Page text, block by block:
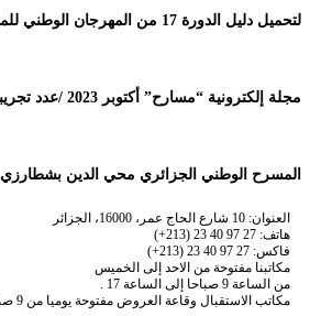
لتحميل دليل الدورة 17 من المهرجان الوطني للمسرح المحترف
مجلة إلكترونية “مسارح” أكتوبر 2023 /عدد تجريبي
المسرح الوطني الجزائري محي الدين بشطارزي
العنوان: 10 شارع الحاج عمر، 16000، الجزائر
هاتف: 27 97 40 23 (213+)
فاكس: 27 97 40 23 (213+)
مكاتبنا مفتوحة من الاحد إلى الخميس
من الساعة 9 صباحا إلى الساعة 17 .
مكاتب الاستقبال وقاعة العروض مفتوحة يوميا من 9 صباحا إلى غاية نهاية العروض.